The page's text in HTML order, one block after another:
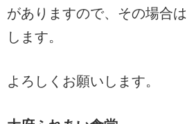
がありますので、その場合
します。
よろしくお願いします。